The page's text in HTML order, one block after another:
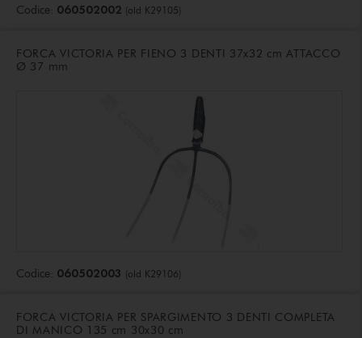
Codice: 060502002 (old K29105)
FORCA VICTORIA PER FIENO 3 DENTI 37x32 cm ATTACCO
Ø 37 mm
Codice: 060502003 (old K29106)
FORCA VICTORIA PER SPARGIMENTO 3 DENTI COMPLETA
DI MANICO 135 cm 30x30 cm